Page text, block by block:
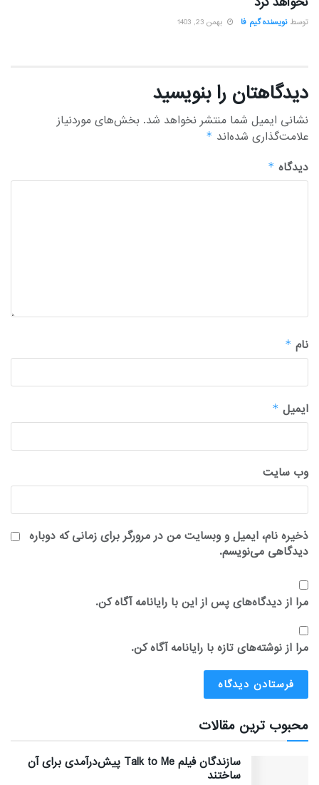
توسط نویسنده گیم فا بهمن 23, 1403
دیدگاهتان را بنویسید
نشانی ایمیل شما منتشر نخواهد شد. بخش‌های موردنیاز
علامت‌گذاری شده‌اند *
دیدگاه *
نام *
ایمیل *
وب‌ سایت
ذخیره نام، ایمیل و وبسایت من در مرورگر برای زمانی که دوباره
دیدگاهی می‌نویسم.
مرا از دیدگاه‌های پس از این با رایانامه آگاه کن.
مرا از نوشته‌های تازه با رایانامه آگاه کن.
محبوب ترین مقالات
سازندگان فیلم Talk to Me پیش‌درآمدی برای آن
ساختند